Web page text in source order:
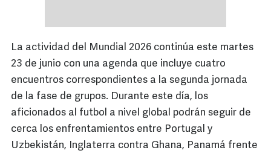
La actividad del Mundial 2026 continúa este martes
23 de junio con una agenda que incluye cuatro
encuentros correspondientes a la segunda jornada
de la fase de grupos. Durante este día, los
aficionados al futbol a nivel global podrán seguir de
cerca los enfrentamientos entre Portugal y
Uzbekistán, Inglaterra contra Ghana, Panamá frente